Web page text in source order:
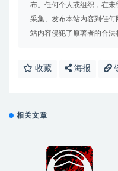
布。任何个人或组织，在未
采集、发布本站内容到任
站内容侵犯了原著者的合法
收藏 海报
相关文章